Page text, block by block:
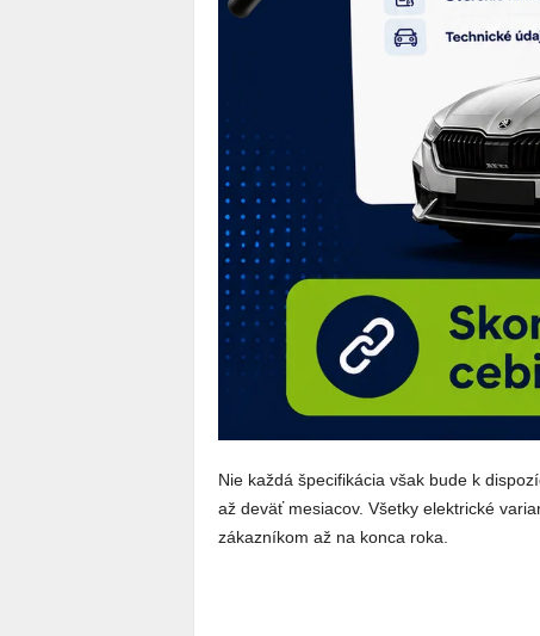
Nie každá špecifikácia však bude k
až deväť mesiacov. Všetky elektrické
zákazníkom až na konca roka.